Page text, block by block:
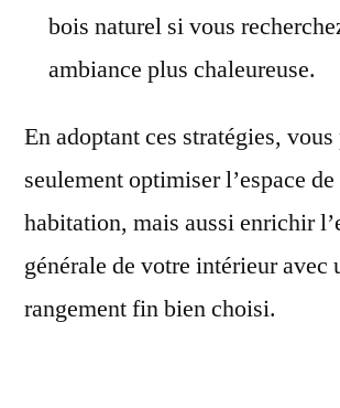
bois naturel si vous
ambiance plus chaleureuse.
En adoptant ces stratégies,
seulement optimiser l’espace
habitation, mais aussi enrichir
générale de votre intérieur avec
rangement fin bien choisi.